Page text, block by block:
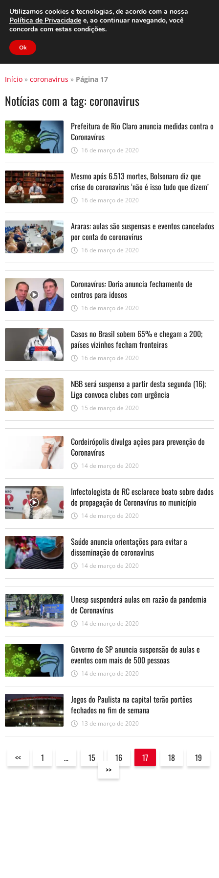
Clube do Assinante Área do Assinante
Início » coronavirus » Página 17
Notícias com a tag: coronavirus
Prefeitura de Rio Claro anuncia medidas contra o
Coronavírus
16 de março de 2020
Mesmo após 6.513 mortes, Bolsonaro diz que
crise do coronavírus ‘não é isso tudo que dizem’
16 de março de 2020
Araras: aulas são suspensas e eventos cancelados
por conta do coronavírus
16 de março de 2020
Coronavírus: Doria anuncia fechamento de
centros para idosos
16 de março de 2020
Casos no Brasil sobem 65% e chegam a 200;
países vizinhos fecham fronteiras
16 de março de 2020
NBB será suspenso a partir desta segunda (16);
Liga convoca clubes com urgência
15 de março de 2020
Cordeirópolis divulga ações para prevenção do
Coronavírus
14 de março de 2020
Infectologista de RC esclarece boato sobre dados
de propagação de Coronavírus no município
14 de março de 2020
Saúde anuncia orientações para evitar a
disseminação do coronavírus
14 de março de 2020
Unesp suspenderá aulas em razão da pandemia
de Coronavírus
14 de março de 2020
Governo de SP anuncia suspensão de aulas e
eventos com mais de 500 pessoas
14 de março de 2020
Jogos do Paulista na capital terão portões
fechados no fim de semana
13 de março de 2020
<< 1 … 15 16 17 18
19
>>
Utilizamos cookies e tecnologias, de acordo com a nossa
Política de Privacidade e, ao continuar navegando, você
concorda com estas condições.
Ok